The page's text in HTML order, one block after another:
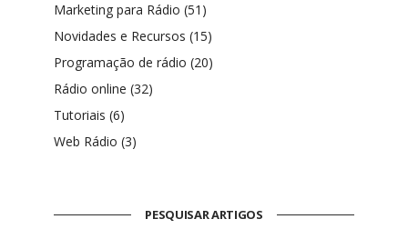
Marketing para Rádio (51)
Novidades e Recursos (15)
Programação de rádio (20)
Rádio online (32)
Tutoriais (6)
Web Rádio (3)
PESQUISAR ARTIGOS